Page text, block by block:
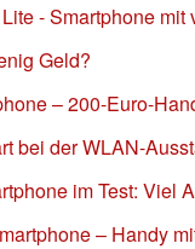
- Smartphone
Geld?
– 200-Euro-
bei der WLAN-
im Test: Viel
– Handy